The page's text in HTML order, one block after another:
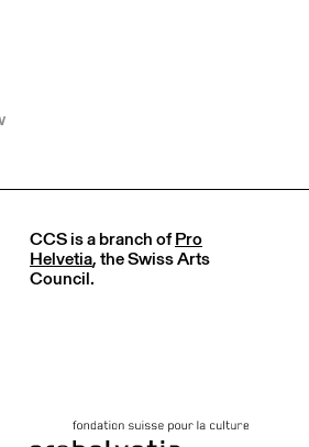
CCS is a branch ofPro
Helvetia, the Swiss Arts
Council.